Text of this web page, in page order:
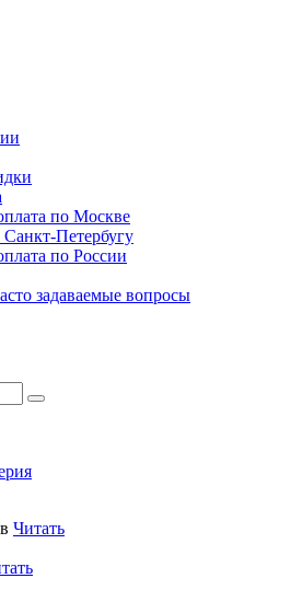
по Москве
Санкт-Петербугу
по России
задаваемые вопросы
Читать